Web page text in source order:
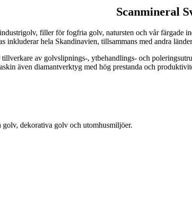
Scanmineral
filler för fogfria golv, natursten och vår färgade
inkluderar hela Skandinavien, tillsammans med andra
av golvslipnings-, ytbehandlings- och
även diamantverktyg med hög prestanda och
dekorativa golv och utomhusmiljöer.